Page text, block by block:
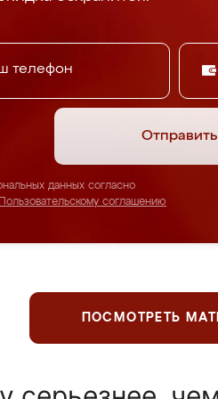
Отправить
данных согласно
Пользовательскому соглашению
ПОСМОТРЕТЬ